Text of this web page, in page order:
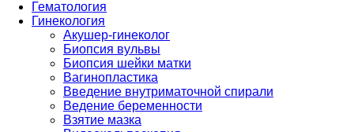
Гематология
Гинекология
Акушер-гинеколог
Биопсия вульвы
Биопсия шейки матки
Вагинопластика
Введение внутриматочной спирали
Ведение беременности
Взятие мазка